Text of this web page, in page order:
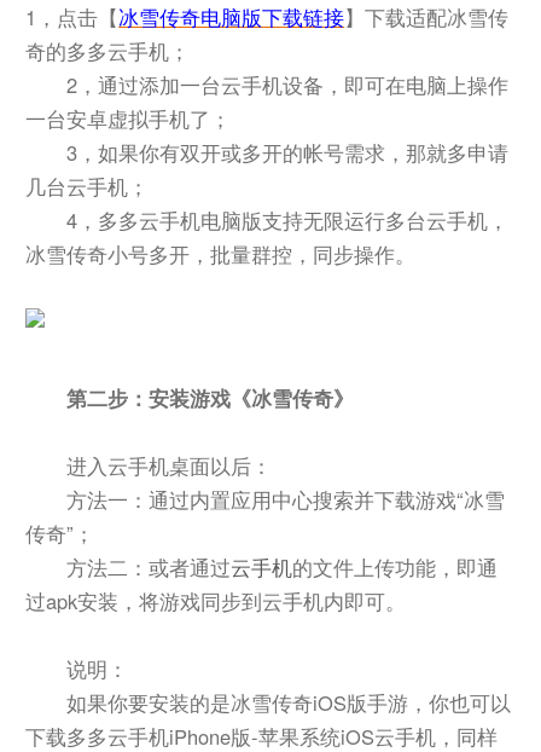
1，点击【冰雪传奇电脑版下载链接】下载适配冰雪传
奇的多多云手机；
2，通过添加一台云手机设备，即可在电脑上操作
一台安卓虚拟手机了；
3，如果你有双开或多开的帐号需求，那就多申请
几台云手机；
4，多多云手机电脑版支持无限运行多台云手机，
冰雪传奇小号多开，批量群控，同步操作。
第二步：安装游戏《冰雪传奇》
进入云手机桌面以后：
方法一：通过内置应用中心搜索并下载游戏“冰雪
传奇”；
方法二：或者通过云手机的文件上传功能，即通
过apk安装，将游戏同步到云手机内即可。
说明：
如果你要安装的是冰雪传奇iOS版手游，你也可以
下载多多云手机iPhone版-苹果系统iOS云手机，同样